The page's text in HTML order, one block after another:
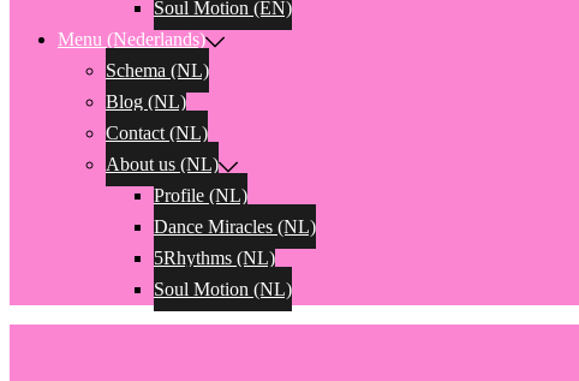
Soul Motion (EN)
Menu (Nederlands)
Schema (NL)
Blog (NL)
Contact (NL)
About us (NL)
Profile (NL)
Dance Miracles (NL)
5Rhythms (NL)
Soul Motion (NL)